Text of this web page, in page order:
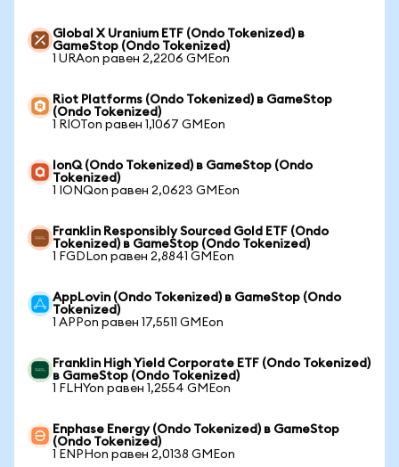
Global X Uranium ETF (Ondo Tokenized) в
GameStop (Ondo Tokenized)
1 URAon равен 2,2206 GMEon
Riot Platforms (Ondo Tokenized) в GameStop
(Ondo Tokenized)
1 RIOTon равен 1,1067 GMEon
IonQ (Ondo Tokenized) в GameStop (Ondo
Tokenized)
1 IONQon равен 2,0623 GMEon
Franklin Responsibly Sourced Gold ETF (Ondo
Tokenized) в GameStop (Ondo Tokenized)
1 FGDLon равен 2,8841 GMEon
AppLovin (Ondo Tokenized) в GameStop (Ondo
Tokenized)
1 APPon равен 17,5511 GMEon
Franklin High Yield Corporate ETF (Ondo Tokenized)
в GameStop (Ondo Tokenized)
1 FLHYon равен 1,2554 GMEon
Enphase Energy (Ondo Tokenized) в GameStop
(Ondo Tokenized)
1 ENPHon равен 2,0138 GMEon